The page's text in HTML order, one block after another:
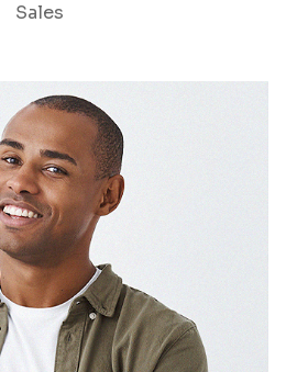
Sales